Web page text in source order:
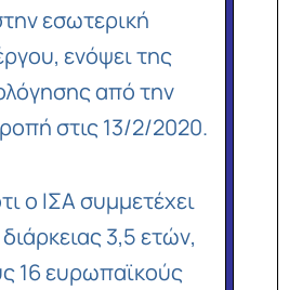
εσωτερική
ενόψει της
από την
στις 13/2/2020.
ο ΙΣΑ συμμετέχει
3,5 ετών,
16 ευρωπαϊκούς